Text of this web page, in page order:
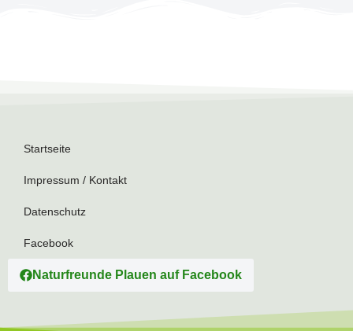
Startseite
Impressum / Kontakt
Datenschutz
Facebook
Naturfreunde Plauen auf Facebook